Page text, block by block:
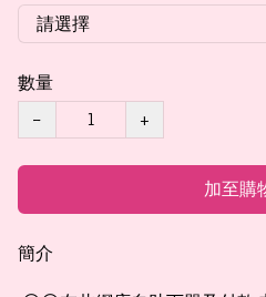
數量
−
+
加至購
簡介